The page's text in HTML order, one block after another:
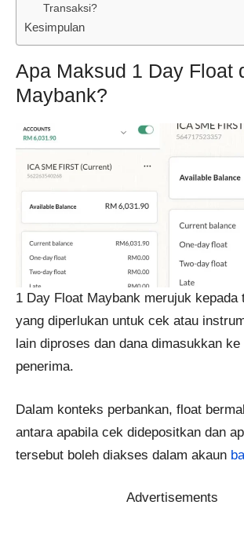
Transaksi?
Kesimpulan
Apa Maksud 1 Day Float
Maybank?
1 Day Float Maybank merujuk kepada
yang diperlukan untuk cek atau
lain diproses dan dana dimasukkan
penerima.
Dalam konteks perbankan, float
antara apabila cek didepositkan dan
tersebut boleh diakses dalam akaun
Advertisements